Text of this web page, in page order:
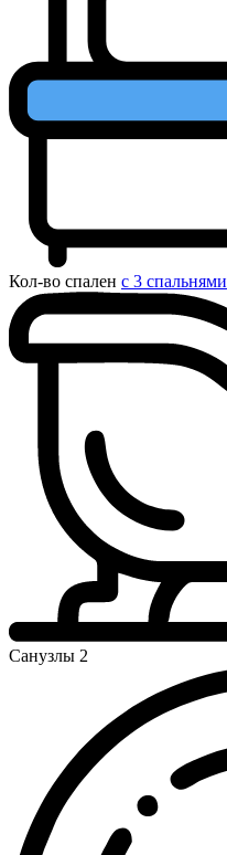
Кол-во спален с 3 спальнями
Санузлы 2